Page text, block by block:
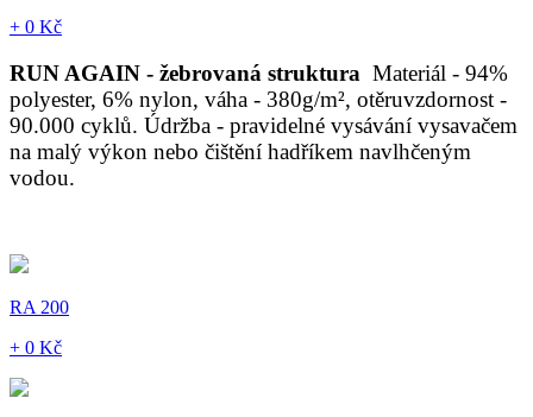
+ 0 Kč
RUN AGAIN - žebrovaná struktura Materiál - 94%
polyester, 6% nylon, váha - 380g/m², otěruvzdornost -
90.000 cyklů. Údržba - pravidelné vysávání vysavačem
na malý výkon nebo čištění hadříkem navlhčeným
vodou.
RA 200
+ 0 Kč